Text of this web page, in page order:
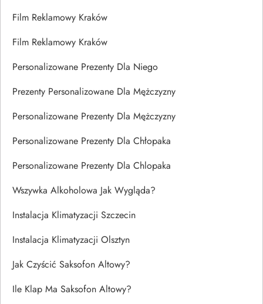
Film Reklamowy Kraków
Film Reklamowy Kraków
Personalizowane Prezenty Dla Niego
Prezenty Personalizowane Dla Mężczyzny
Personalizowane Prezenty Dla Mężczyzny
Personalizowane Prezenty Dla Chłopaka
Personalizowane Prezenty Dla Chlopaka
Wszywka Alkoholowa Jak Wygląda?
Instalacja Klimatyzacji Szczecin
Instalacja Klimatyzacji Olsztyn
Jak Czyścić Saksofon Altowy?
Ile Klap Ma Saksofon Altowy?